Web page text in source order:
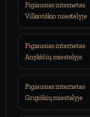
Pigiausias internetas
Vilkaviškio miestelyje
Pigiausias internetas
Anykščių miestelyje
Pigiausias internetas
Grigiškių miestelyje